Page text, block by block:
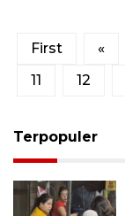
First «
11
12
Terpopuler